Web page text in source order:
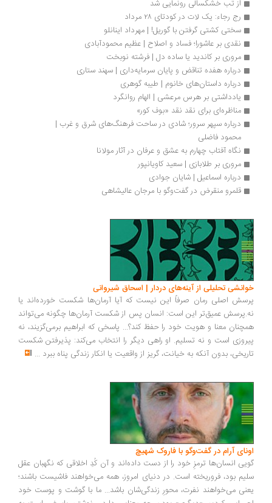
از تب خشکسالی رونمایی شد
رج رجاء: یک لات در کودتای ۲۸ مرداد
سختی کشتی گرفتن با گوریل! | مهرداد اینانلو
نقدی بر عاشورا؛ فساد و اصلاح | عظیم محمودآبادی
مروری بر کاندید یا ساده دل | فرشته نوبخت
درباره هفده تناقض و پایان سرمایه‌داری | سهند ستاری
درباره داستان‌های خانوم | طیبه گوهری
یادداشتی بر هرس مرعشی | الهام روانگرد
مناظره‌ای برای نقد نقد «بوف کور»
درباره سپهر سرور؛ شادی در ساحت فرهنگ‌های شرق و غرب |
محمود فاضلی
نگاه آفتاب چهارم به عشق و عرفان در آثار مولانا
مروری بر طلابازی | سعید کاویانپور
درباره اسماعیل | شایان جوادی
قلمرو منقرض در گفت‌وگو با مرجان عالیشاهی
تحلیلی از آینه‌های دردار | اسحاق شیروانی
اصلی رمان صرفاً این نیست که آیا آرمان‌ها شکست خورده‌اند یا
عمیق‌تر این است: انسان پس از شکست آرمان‌ها چگونه می‌تواند
معنا و هویت خود را حفظ کند؟... پاسخی که ابراهیم برمی‌گزیند، نه
است و نه تسلیم. او راهی دیگر را انتخاب می‌کند: پذیرفتن شکست
بدون آنکه به خیانت، گریز از واقعیت یا انکار زندگی پناه ببرد...
آرام در گفت‌وگو با فاروک شهیچ‭
انسان‌ها ترمزِ خود را از دست داده‌اند و آن کُدِ اخلاقی که نگهبان عقل
بود، فروریخته است. در دنیای امروز، همه می‌خواهند فاشیست باشند؛
می‌خواهند نفرت، محورِ زندگی‌شان باشد... ما با گوشت و پوست خود